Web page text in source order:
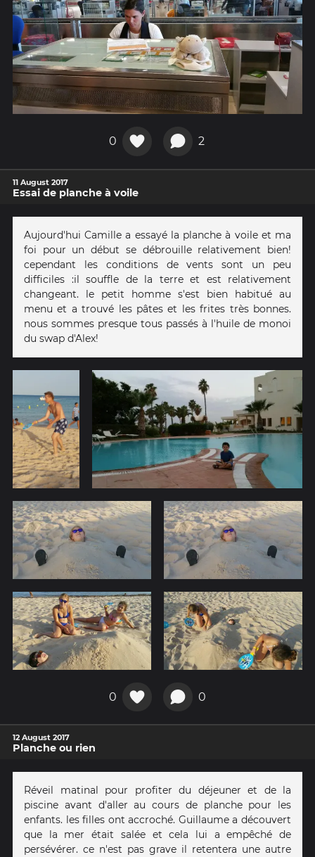
0 2
11 August 2017
Essai de planche à voile
Aujourd'hui Camille a essayé la planche à voile et ma
foi pour un début se débrouille relativement bien!
cependant les conditions de vents sont un peu
difficiles :il souffle de la terre et est relativement
changeant. le petit homme s'est bien habitué au
menu et a trouvé les pâtes et les frites très bonnes.
nous sommes presque tous passés à l'huile de monoi
du swap d'Alex!
0 0
12 August 2017
Planche ou rien
Réveil matinal pour profiter du déjeuner et de la
piscine avant d'aller au cours de planche pour les
enfants. les filles ont accroché. Guillaume a découvert
que la mer était salée et cela lui a empêché de
persévérer. ce n'est pas grave il retentera une autre